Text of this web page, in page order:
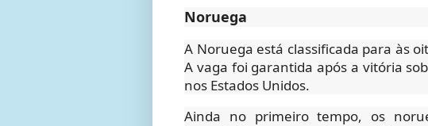
Noruega
A Noruega está classificada para às
A vaga foi garantida após a vitória
nos Estados Unidos.
Ainda no primeiro tempo, os